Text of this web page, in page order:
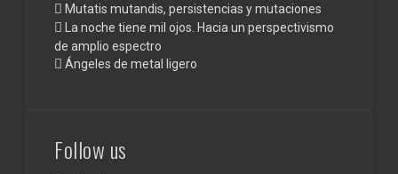
Mutatis mutandis, persistencias y mutaciones
La noche tiene mil ojos. Hacia un perspectivismo
de amplio espectro
Ángeles de metal ligero
Follow us